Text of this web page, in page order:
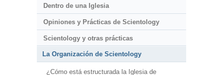
Dentro de una Iglesia
Opiniones y Prácticas de Scientology
Scientology y otras prácticas
La Organización de Scientology
¿Cómo está estructurada la Iglesia de